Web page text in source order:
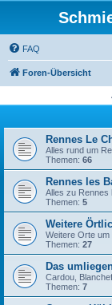
FAQ
Foren-Übersicht
Rennes Le
Alles rund um
Themen: 66
Rennes les
Alles zu Rennes
Themen: 5
Weitere
Weitere Orte
Themen: 27
Das
Cardou,
Themen: 7